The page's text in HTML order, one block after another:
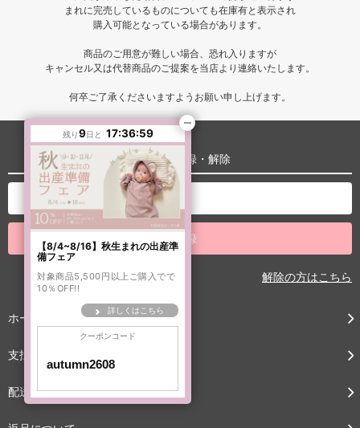
まれに完売しているものについても在庫有と表示され
購入可能となっている場合があります。
商品のご用意が難しい場合、恐れ入りますが
キャンセル又は代替商品のご提案を当店より連絡いたします。
何卒ご了承くださいますようお願い申し上げます。
メルマガ登録・解除
解除の方はこちら
ホーム
支払い方法について
配送方法について
残り9日と 17:36:57
【8/4~8/16】秋生まれの出産準
備フェア
対象商品5,500円以上ご購入でで
10％OFF!!
詳しくはこちら
クーポンコード